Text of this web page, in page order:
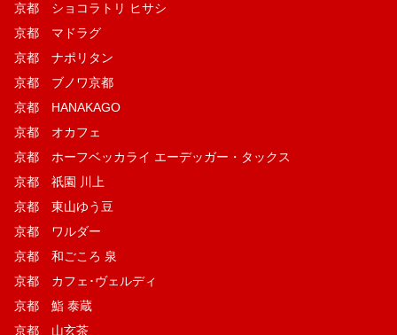
京都 ショコラトリ ヒサシ
京都 マドラグ
京都 ナポリタン
京都 ブノワ京都
京都 HANAKAGO
京都 オカフェ
京都 ホーフベッカライ エーデッガー・タックス
京都 祇園 川上
京都 東山ゆう豆
京都 ワルダー
京都 和ごころ 泉
京都 カフェ･ヴェルディ
京都 鮨 泰蔵
京都 山玄茶